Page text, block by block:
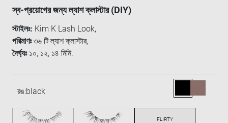
স্ব-প্রয়োগের জন্য ল্যাশ ক্লাস্টার (DIY)
স্টাইলঃ: Kim K Lash Look,
পরিমাণঃ৩৬ টি ল্যাশ ক্লাস্টার,
দৈর্ঘ্যঃ১০, ১২, ১৪ মিমি.
রঙ:black